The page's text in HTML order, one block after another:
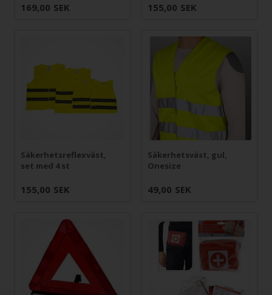
169,00 SEK 155,00 SEK
Säkerhetsreflexväst,
set med 4 st
155,00 SEK
Säkerhetsväst, gul,
Onesize
49,00 SEK